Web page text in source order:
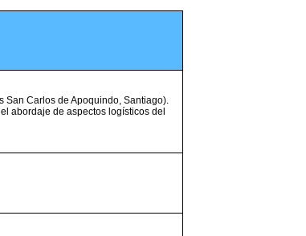
Carlos de Apoquindo, Santiago).
abordaje de aspectos logísticos del